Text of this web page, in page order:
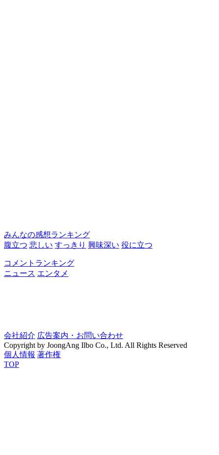
みんなの感想ランキング
腹立つ 悲しい すっきり 興味深い 役に立つ
コメントランキング
ニュース エンタメ
会社紹介 広告案内・お問い合わせ
Copyright by JoongAng Ilbo Co., Ltd. All Rights Reserved
個人情報 著作権
TOP